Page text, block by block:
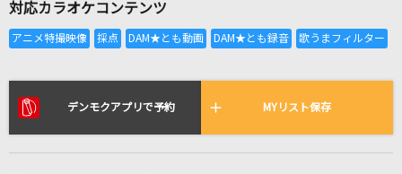
[生音]夢をかなえてドラえもん(ドラえもんアニ
対応カラオケコンテンツ
デンモクアプリで予約 MYリスト保存